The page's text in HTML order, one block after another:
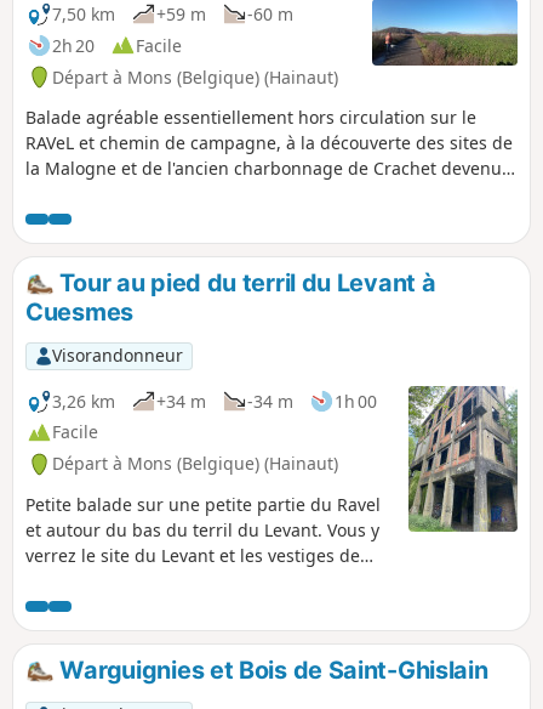
7,50 km
+59 m
-60 m
2h 20
Facile
Départ à Mons (Belgique) (Hainaut)
Balade agréable essentiellement hors circulation sur le
RAVeL et chemin de campagne, à la découverte des sites de
la Malogne et de l'ancien charbonnage de Crachet devenu
Tour au pied du terril du Levant à
Cuesmes
Visorandonneur
3,26 km
+34 m -34 m
1h 00
Facile
Départ à Mons (Belgique) (Hainaut)
Petite balade sur une petite partie du Ravel
et autour du bas du terril du Levant. Vous y
verrez le site du Levant et les vestiges de
dit, vous pouvez y monter.
Warguignies et Bois de Saint-Ghislain